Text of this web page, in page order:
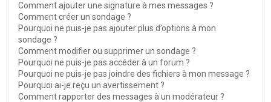
Comment ajouter une signature à mes messages ?
Comment créer un sondage ?
Pourquoi ne puis-je pas ajouter plus d’options à mon
sondage ?
Comment modifier ou supprimer un sondage ?
Pourquoi ne puis-je pas accéder à un forum ?
Pourquoi ne puis-je pas joindre des fichiers à mon message ?
Pourquoi ai-je reçu un avertissement ?
Comment rapporter des messages à un modérateur ?